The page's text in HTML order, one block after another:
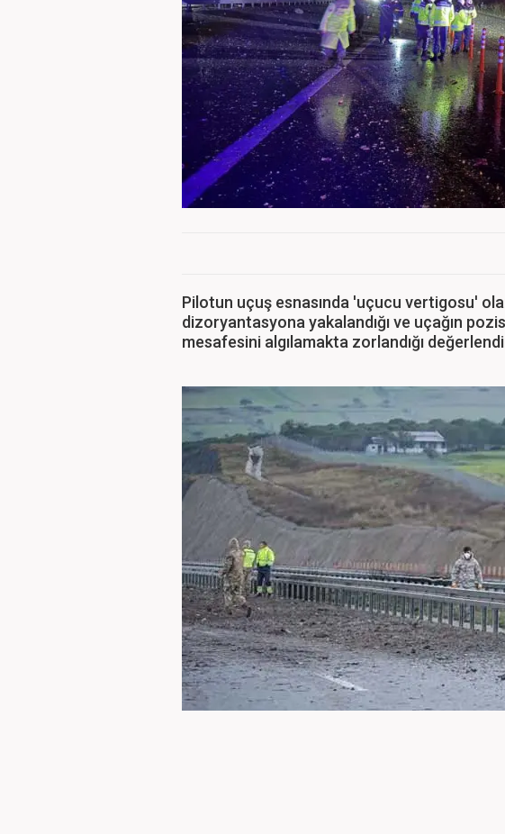
Pilotun uçuş esnasında 'uçucu vertigosu'
dizoryantasyona yakalandığı ve uçağın
mesafesini algılamakta zorlandığı